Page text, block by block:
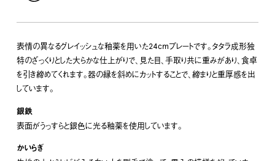
表情の異なるグレイッシュな釉薬を用いた24cmプレートです。タタラ成形独
特のざっくりとした大らかな仕上がりで、見た目、手取り共に重みがあり、食卓
を引き締めてくれます。器の縁を斜めにカットすることで、締まりと重厚感を出
しています。
銀鉄
表面がうっすらと銀色に光る釉薬を使用しています。
かいらぎ